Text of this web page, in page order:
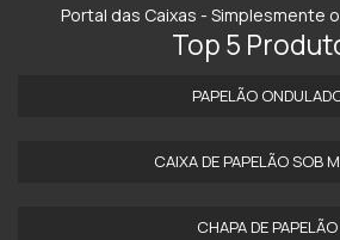
Portal das Caixas - Simplesmente
Top 5
PAPELÃO
CAIXA DE PAPELÃO SOB
CHAPA DE PAPELÃO